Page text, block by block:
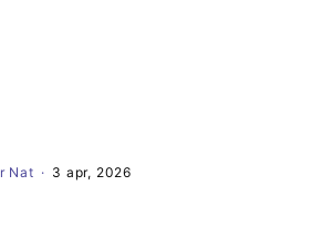
Nat · 3 apr, 2026